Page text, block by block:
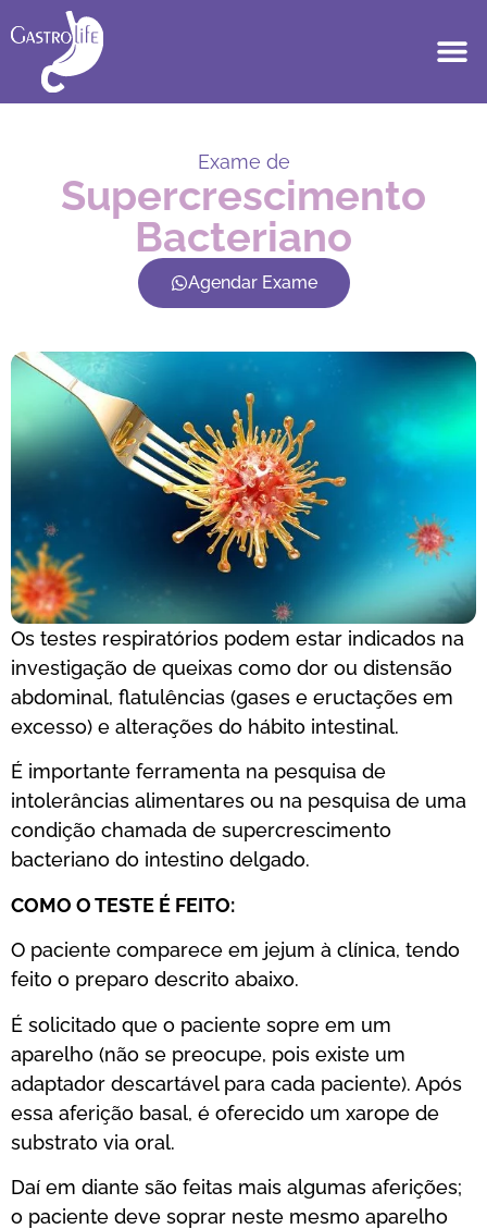
Exame de
Supercrescimento
Bacteriano
Agendar Exame
Os testes respiratórios podem estar indicados na
investigação de queixas como dor ou distensão
abdominal, flatulências (gases e eructações em
excesso) e alterações do hábito intestinal.
É importante ferramenta na pesquisa de
intolerâncias alimentares ou na pesquisa de uma
condição chamada de supercrescimento
bacteriano do intestino delgado.
COMO O TESTE É FEITO:
O paciente comparece em jejum à clínica, tendo
feito o preparo descrito abaixo.
É solicitado que o paciente sopre em um
aparelho (não se preocupe, pois existe um
adaptador descartável para cada paciente). Após
essa aferição basal, é oferecido um xarope de
substrato via oral.
Daí em diante são feitas mais algumas aferições;
o paciente deve soprar neste mesmo aparelho